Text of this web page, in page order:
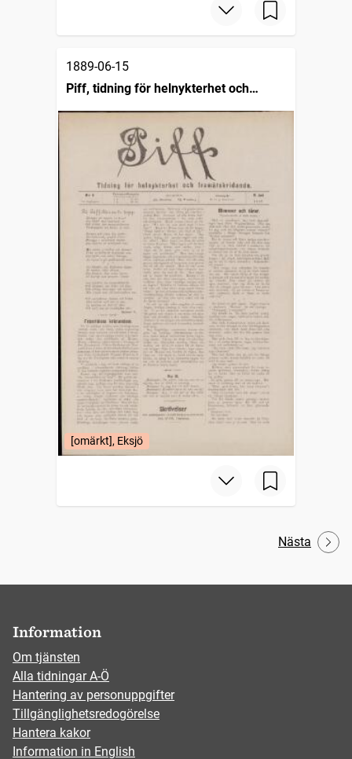
1889-06-15
Piff, tidning för helnykterhet och
framåtskridande
[omärkt], Eksjö
Nästa
Information
Om tjänsten
Alla tidningar A-Ö
Hantering av personuppgifter
Tillgänglighetsredogörelse
Hantera kakor
Information in English